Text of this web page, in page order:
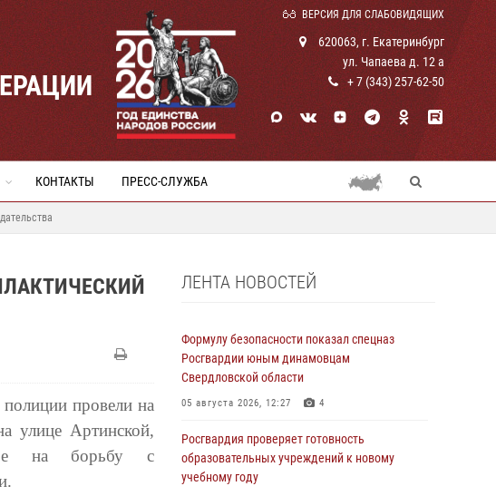
ВЕРСИЯ ДЛЯ СЛАБОВИДЯЩИХ
620063, г. Екатеринбург
ул. Чапаева д. 12 а
+ 7 (343) 257-62-50
КОНТАКТЫ ПРЕСС-СЛУЖБА
провели на
улице Артинской,
на борьбу с
ЛЕНТА НОВОСТЕЙ
Формулу безопасности показал спецназ
Росгвардии юным динамовцам
Свердловской области
05 августа 2026, 12:27 4
Росгвардия проверяет готовность
образовательных учреждений к новому
учебному году